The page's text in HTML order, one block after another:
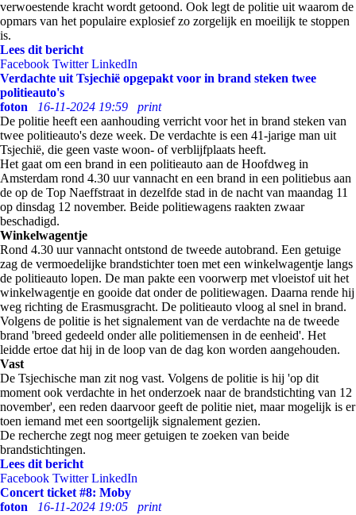
verwoestende kracht wordt getoond. Ook legt de politie uit waarom de
opmars van het populaire explosief zo zorgelijk en moeilijk te stoppen
is.
Lees dit bericht
Facebook Twitter LinkedIn
Verdachte uit Tsjechië opgepakt voor in brand steken twee
politieauto's
foton
16-11-2024 19:59
print
De politie heeft een aanhouding verricht voor het in brand steken van
twee politieauto's deze week. De verdachte is een 41-jarige man uit
Tsjechië, die geen vaste woon- of verblijfplaats heeft.
Het gaat om een brand in een politieauto aan de Hoofdweg in
Amsterdam rond 4.30 uur vannacht en een brand in een politiebus aan
de op de Top Naeffstraat in dezelfde stad in de nacht van maandag 11
op dinsdag 12 november. Beide politiewagens raakten zwaar
beschadigd.
Winkelwagentje
Rond 4.30 uur vannacht ontstond de tweede autobrand. Een getuige
zag de vermoedelijke brandstichter toen met een winkelwagentje langs
de politieauto lopen. De man pakte een voorwerp met vloeistof uit het
winkelwagentje en gooide dat onder de politiewagen. Daarna rende hij
weg richting de Erasmusgracht. De politieauto vloog al snel in brand.
Volgens de politie is het signalement van de verdachte na de tweede
brand 'breed gedeeld onder alle politiemensen in de eenheid'. Het
leidde ertoe dat hij in de loop van de dag kon worden aangehouden.
Vast
De Tsjechische man zit nog vast. Volgens de politie is hij 'op dit
moment ook verdachte in het onderzoek naar de brandstichting van 12
november', een reden daarvoor geeft de politie niet, maar mogelijk is er
toen iemand met een soortgelijk signalement gezien.
De recherche zegt nog meer getuigen te zoeken van beide
brandstichtingen.
Lees dit bericht
Facebook Twitter LinkedIn
Concert ticket #8: Moby
foton
16-11-2024 19:05
print